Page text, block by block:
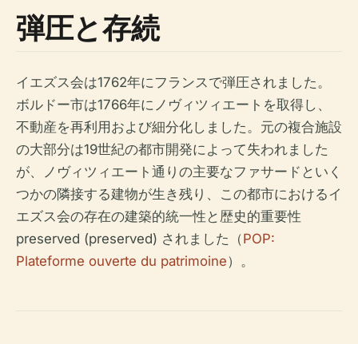
弾圧と存続
イエズス会は1762年にフランスで弾圧されました。
ボルドー市は1766年にノヴィツィエートを取得し、
不動産を再利用および細分化しました。元の複合施設
の大部分は19世紀の都市開発によって失われました
が、ノヴィツィエート通りの主要なファサードといく
つかの隣接する建物が生き残り、この都市におけるイ
エズス会の存在の建築的統一性と歴史的重要性
preserved (preserved) されました（POP:
Plateforme ouverte du patrimoine）。